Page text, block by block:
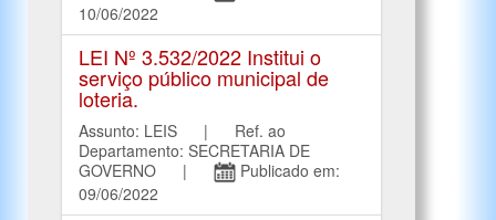
10/06/2022
LEI Nº 3.532/2022 Institui o
serviço público municipal de
loteria.
Assunto: LEIS | Ref. ao
Departamento: SECRETARIA DE
GOVERNO |
Publicado em:
09/06/2022